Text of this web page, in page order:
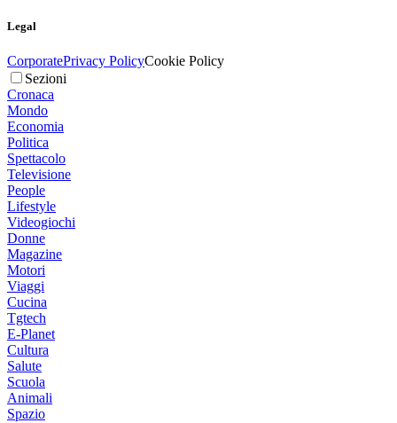
Legal
CorporatePrivacy PolicyCookie Policy
Sezioni
Cronaca
Mondo
Economia
Politica
Spettacolo
Televisione
People
Lifestyle
Videogiochi
Donne
Magazine
Motori
Viaggi
Cucina
Tgtech
E-Planet
Cultura
Salute
Scuola
Animali
Spazio